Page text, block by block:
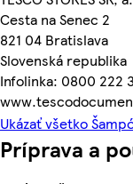
Cesta na Senec 2
821 04 Bratislava
Slovenská republika
Infolinka: 0800 222
Ukázať všetko
Príprava a